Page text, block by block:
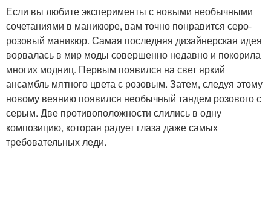
Если вы любите эксперименты с новыми необычными
сочетаниями в маникюре, вам точно понравится серо-
розовый маникюр. Самая последняя дизайнерская идея
ворвалась в мир моды совершенно недавно и покорила
многих модниц. Первым появился на свет яркий
ансамбль мятного цвета с розовым. Затем, следуя этому
новому веянию появился необычный тандем розового с
серым. Две противоположности слились в одну
композицию, которая радует глаза даже самых
требовательных леди.